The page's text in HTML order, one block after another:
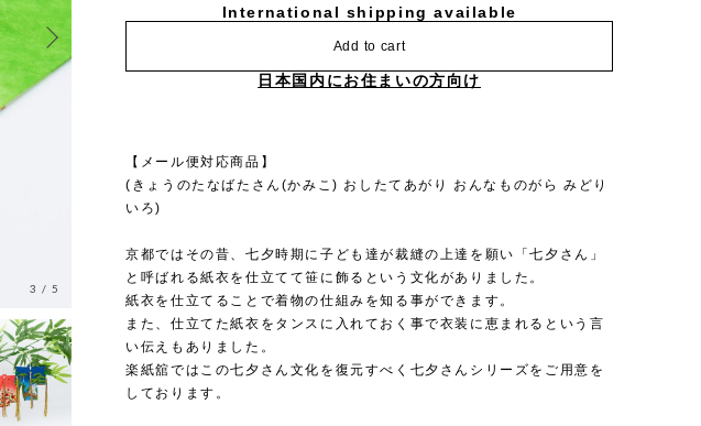
3 /5
International shipping available
Add to cart
日本国内にお住まいの方向け
【メール便対応商品】
(きょうのたなばたさん(かみこ) おしたてあがり おんなものがら みどり
いろ)
京都ではその昔、七夕時期に子ども達が裁縫の上達を願い「七夕さん」
と呼ばれる紙衣を仕立てて笹に飾るという文化がありました。
紙衣を仕立てることで着物の仕組みを知る事ができます。
また、仕立てた紙衣をタンスに入れておく事で衣装に恵まれるという言
い伝えもありました。
楽紙舘ではこの七夕さん文化を復元すべく七夕さんシリーズをご用意を
しております。